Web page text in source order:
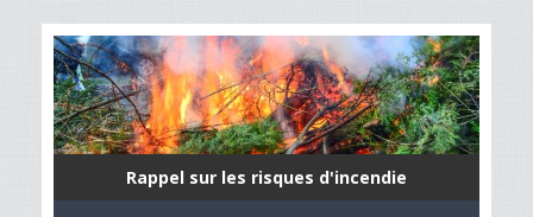
Rappel sur les risques d'incendie